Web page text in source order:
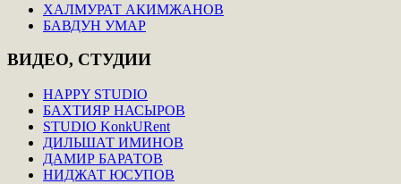
ХАЛМУРАТ АКИМЖАНОВ
БАВДУН УМАР
ВИДЕО, СТУДИИ
HAPPY STUDIO
БАХТИЯР НАСЫРОВ
STUDIO KonkURent
ДИЛЬШАТ ИМИНОВ
ДАМИР БАРАТОВ
НИДЖАТ ЮСУПОВ